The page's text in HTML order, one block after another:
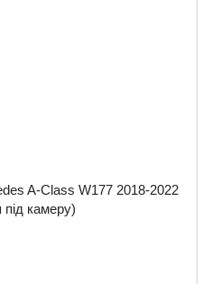
A-Class W177 2018-2022
під камеру)